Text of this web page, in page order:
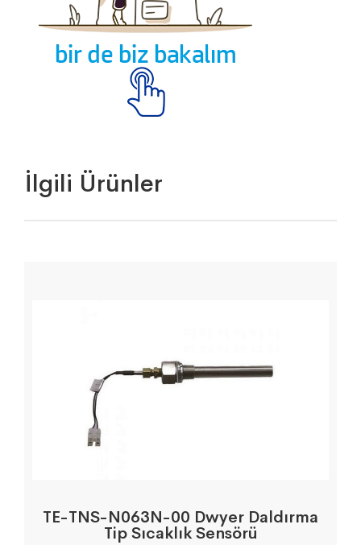
İlgili Ürünler
TE-TNS-N063N-00 Dwyer Daldırma
Tip Sıcaklık Sensörü